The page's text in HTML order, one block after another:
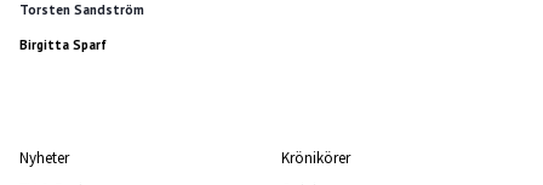
Torsten Sandström
Birgitta Sparf
Nyheter
Krönikörer